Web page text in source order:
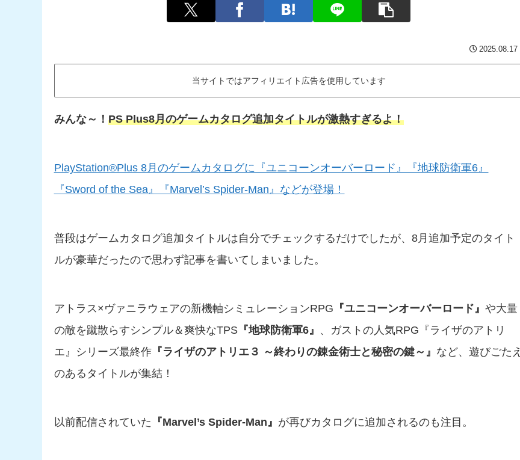
2025.08.17
当サイトではアフィリエイト広告を使用しています
みんな～！ PS Plus8月のゲームカタログ追加タイトルが激熱すぎるよ！
PlayStation®Plus 8月のゲームカタログに『ユニコーンオーバーロード』『地球防衛軍6』
『Sword of the Sea』『Marvel’s Spider-Man』などが登場！
普段はゲームカタログ追加タイトルは自分でチェックするだけでしたが、8月追加予定のタイト
ルが豪華だったので思わず記事を書いてしまいました。
アトラス×ヴァニラウェアの新機軸シミュレーションRPG 『ユニコーンオーバーロード』 や大量
の敵を蹴散らすシンプル＆爽快なTPS『地球防衛軍6』 、ガストの人気RPG『ライザのアトリ
エ』シリーズ最終作『ライザのアトリエ３ ～終わりの錬金術士と秘密の鍵～』 など、遊びごたえ
のあるタイトルが集結！
以前配信されていた 『Marvel’s Spider-Man』 が再びカタログに追加されるのも注目。